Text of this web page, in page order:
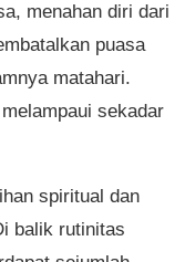
menahan diri dari
puasa
matahari.
sekadar
spiritual dan
balik rutinitas